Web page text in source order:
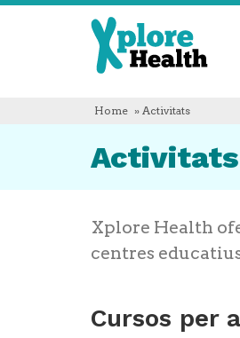
Xplore
Health
Home » Activitats
Activitats
Xplore Health
centres
Cursos per